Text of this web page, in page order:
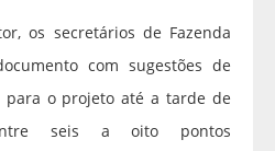
os secretários de Fazenda
com sugestões de
para o projeto até a tarde de
seis a oito pontos